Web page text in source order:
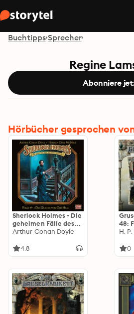
Buchtipps Sprecher
Regine
Abonniere
Hörbücher gesprochen
Sherlock Holmes - Die
geheimen Fälle des
Meisterdetektivs,
von Old Hall: Das
Arthur Conan Doyle
4.8
48:
192,
H.
0